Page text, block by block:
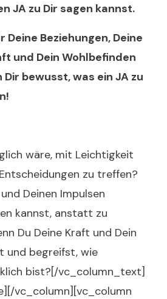
JA zu Dir sagen kannst.
Deine Beziehungen, Deine
und Dein Wohlbefinden
bewusst, was ein JA zu
wäre, mit Leichtigkeit
zu treffen?
Deinen Impulsen
kannst, anstatt zu
Du Deine Kraft und Dein
und begreifst, wie
bist?[/vc_column_text]
vc_column][vc_column